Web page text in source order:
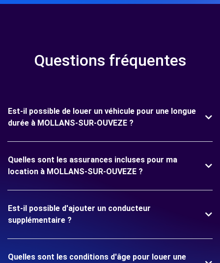
Questions fréquentes
Est-il possible de louer un véhicule pour une longue
durée à MOLLANS-SUR-OUVEZE ?
Quelles sont les assurances incluses pour ma
location à MOLLANS-SUR-OUVEZE ?
Est-il possible d'ajouter un conducteur
supplémentaire ?
Quelles sont les conditions d'âge pour louer une